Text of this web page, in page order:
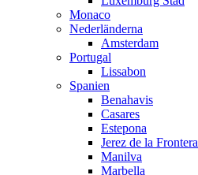
Monaco
Nederländerna
Amsterdam
Portugal
Lissabon
Spanien
Benahavis
Casares
Estepona
Jerez de la Frontera
Manilva
Marbella